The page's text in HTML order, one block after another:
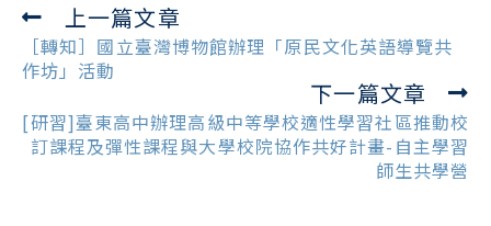
Read
more
articles
上一篇文章
［轉知］國立臺灣博物館辦理「原民文化英語導覽共
作坊」活動
下一篇文章
[研習]臺東高中辦理高級中等學校適性學習社區推動校
訂課程及彈性課程與大學校院協作共好計畫-自主學習
師生共學營